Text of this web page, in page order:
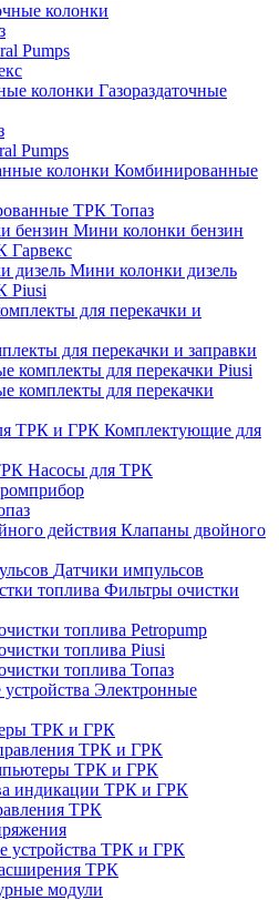
колонки
Pumps
Газораздаточные
Pumps
Комбинированные
ТРК Топаз
Мини колонки бензин
Мини колонки дизель
Piusi
для перекачки и заправки
комплекты для перекачки Piusi
комплекты для перекачки
Комплектующие для
Насосы для ТРК
Клапаны двойного
Датчики импульсов
Фильтры очистки
топлива Petropump
топлива Piusi
топлива Топаз
Электронные
ТРК и ГРК
ТРК и ГРК
ТРК и ГРК
индикации ТРК и ГРК
ТРК
устройства ТРК и ГРК
ТРК
модули